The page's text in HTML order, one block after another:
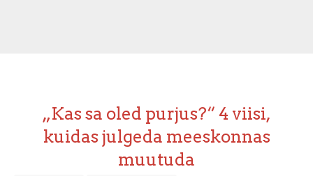
„Kas sa oled purjus?“ 4 viisi,
kuidas julgeda meeskonnas
muutuda